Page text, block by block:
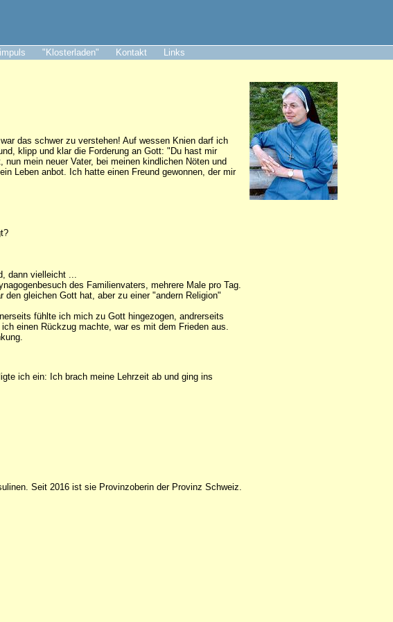
"Klosterladen" Kontakt Links
das schwer zu verstehen! Auf wessen Knien darf ich
klipp und klar die Forderung an Gott: "Du hast mir
mein neuer Vater, bei meinen kindlichen Nöten und
Leben anbot. Ich hatte einen Freund gewonnen, der mir
dann vielleicht ...
des Familienvaters, mehrere Male pro Tag.
gleichen Gott hat, aber zu einer "andern Religion"
fühlte ich mich zu Gott hingezogen, andrerseits
einen Rückzug machte, war es mit dem Frieden aus.
ich ein: Ich brach meine Lehrzeit ab und ging ins
Seit 2016 ist sie Provinzoberin der Provinz Schweiz.